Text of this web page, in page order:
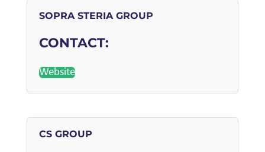
SOPRA STERIA GROUP
CONTACT:
Website
CS GROUP